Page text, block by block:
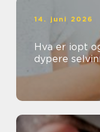
14. juni 2026
Hva er iopt
dypere